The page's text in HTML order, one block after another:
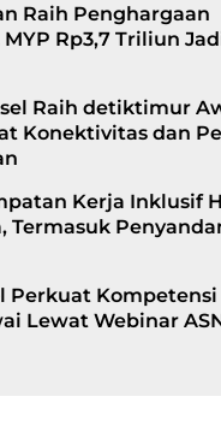
Raih Penghargaan
Rp3,7 Triliun
Raih detiktimur
Konektivitas dan
Kerja Inklusif
Termasuk
Perkuat
Lewat Webinar